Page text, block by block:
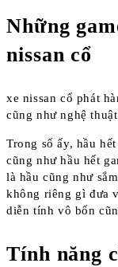
Những
nissan cổ
xe nissan cổ phát
cũng như nghệ
Trong số ấy, hầu
cũng như hầu hết
là hầu cũng như
không riêng gì đưa
diễn tính vô bốn
Tính năng